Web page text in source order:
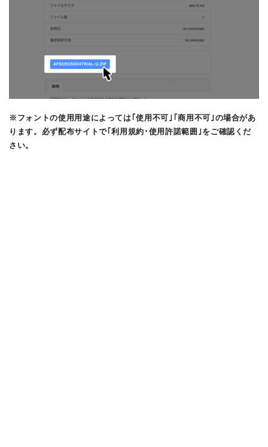
※フォントの使用用途によっては｢使用不可｣｢商用不可｣の場合があ
ります。必ず配布サイトで｢利用規約･使用許諾範囲｣をご確認くだ
さい。